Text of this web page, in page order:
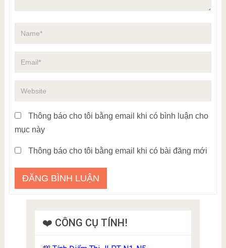
Thông báo cho tôi bằng email khi có bình luận cho
mục này
Thông báo cho tôi bằng email khi có bài đăng mới
❤️ CÔNG CỤ TÍNH!